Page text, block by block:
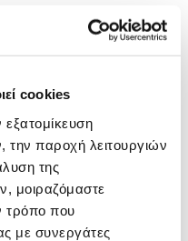
cookies
την παροχή λειτουργιών
της
μοιραζόμαστε
τρόπο που
με συνεργάτες